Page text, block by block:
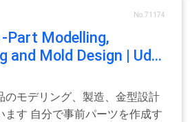
No.71174
Part Modelling,
and Mold Design | Ud...
のモデリング、製造、金型設計
ます 自分で事前パーツを作成す